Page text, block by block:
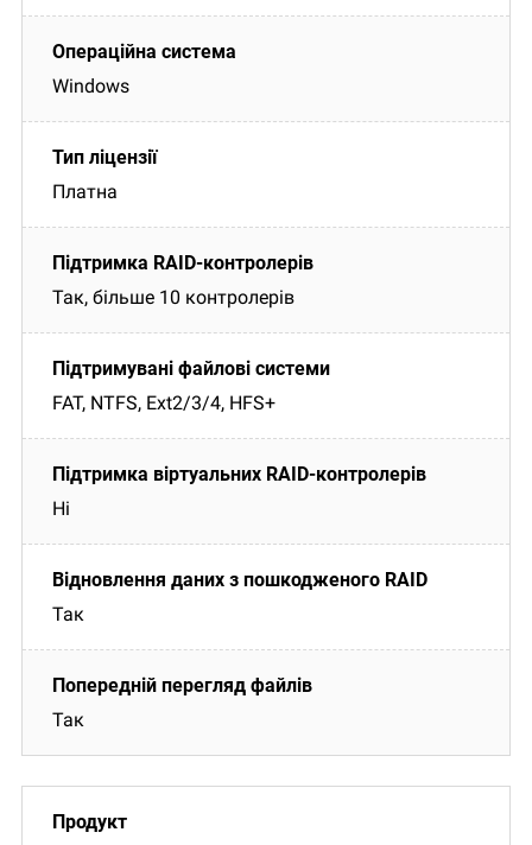
Windows
Платна
Так, більше 10 контролерів
FAT, NTFS, Ext2/3/4, HFS+
Ні
Так
Так